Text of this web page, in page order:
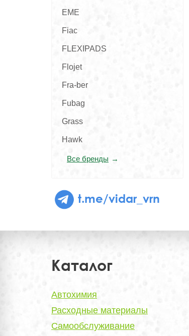
EME
Fiac
FLEXIPADS
Flojet
Fra-ber
Fubag
Grass
Hawk
Все бренды
t.me/vidar_vrn
Каталог
Автохимия
Расходные материалы
Самообслуживание